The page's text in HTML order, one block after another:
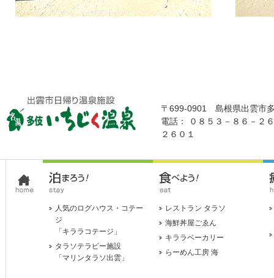
〒699-0901 島根県出雲市
電話： ０８５３－８６－
２６０１
人気のログハウス・コテー
ジ
「キララコテージ」
タラソテラピー施設
「マリンタラソ出雲」
レストラン タラソ
海鮮丼屋ごゑん
キララベーカリー
らーめん工房 海